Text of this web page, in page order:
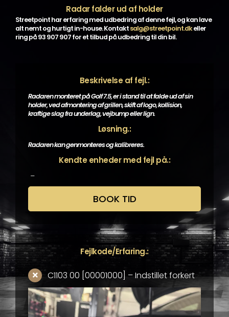
Radar falder ud af holder
Streetpoint har erfaring med udbedring af denne fejl, og kan lave
alt nemt og hurtigt in-house. Kontaktsalg@streetpoint.dkeller
ring på 93 907 907 for et tilbud på udbedring til din bil.
Beskrivelse af fejl.:
Radaren monteret på Golf 7.5, er i stand til at falde ud af sin
holder, ved afmontering af grillen, skift af logo, kollision,
kraftige slag fra underlag, vejbump eller lign.
Løsning.:
Radaren kan genmonteres og kalibreres.
Kendte enheder med fejl på.:
–
BOOK TID
Fejlkode/Erfaring.:
C1103 00 [00001000] – Indstillet forkert